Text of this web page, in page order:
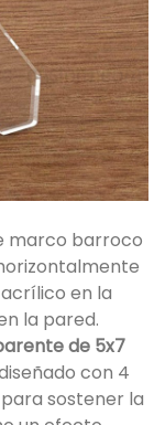
marco barroco
en la
la pared.
de 5x7
con 4
sostener la